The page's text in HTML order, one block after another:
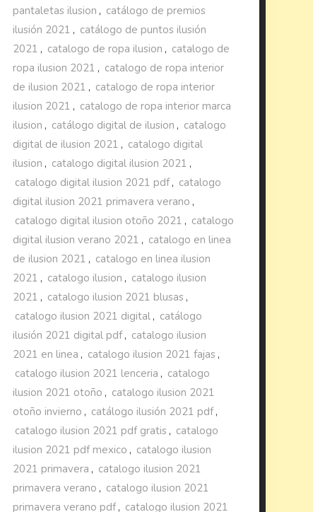
pantaletas ilusion , catálogo de premios
ilusión 2021 , catálogo de puntos ilusión
2021 , catalogo de ropa ilusion , catalogo de
ropa ilusion 2021 , catalogo de ropa interior
de ilusion 2021 , catalogo de ropa interior
ilusion 2021 , catalogo de ropa interior marca
ilusion , catálogo digital de ilusion , catalogo
digital de ilusion 2021 , catalogo digital
ilusion , catalogo digital ilusion 2021 ,
catalogo digital ilusion 2021 pdf, catalogo
digital ilusion 2021 primavera verano ,
catalogo digital ilusion otoño 2021 , catalogo
digital ilusion verano 2021 , catalogo en linea
de ilusion 2021 , catalogo en linea ilusion
2021 , catalogo ilusion , catalogo ilusion
2021 , catalogo ilusion 2021 blusas ,
catalogo ilusion 2021 digital , catálogo
ilusión 2021 digital pdf, catalogo ilusion
2021 en linea , catalogo ilusion 2021 fajas ,
catalogo ilusion 2021 lenceria , catalogo
ilusion 2021 otoño , catalogo ilusion 2021
otoño invierno , catálogo ilusión 2021 pdf,
catalogo ilusion 2021 pdf gratis , catalogo
ilusion 2021 pdf mexico , catalogo ilusion
2021 primavera , catalogo ilusion 2021
primavera verano , catalogo ilusion 2021
primavera verano pdf, catalogo ilusion 2021